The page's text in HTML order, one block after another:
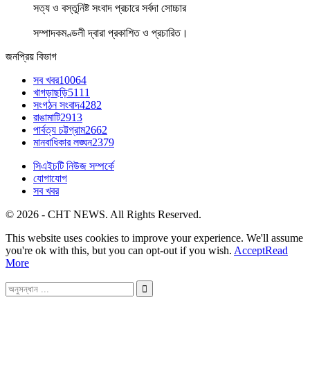
সত্য ও বস্তুনিষ্ট সংবাদ প্রচারে সর্বদা সোচ্চার
সম্পাদকমণ্ডলী দ্বারা প্রকাশিত ও প্রচারিত।
জনপ্রিয় বিভাগ
সব খবর10064
খাগড়াছড়ি5111
সংগঠন সংবাদ4282
রাঙামাটি2913
পার্বত্য চট্টগ্রাম2662
মানবাধিকার লঙ্ঘন2379
সিএইচটি নিউজ সম্পর্কে
যোগাযোগ
সব খবর
© 2026 - CHT NEWS. All Rights Reserved.
This website uses cookies to improve your experience. We'll assume
you're ok with this, but you can opt-out if you wish. AcceptRead
More